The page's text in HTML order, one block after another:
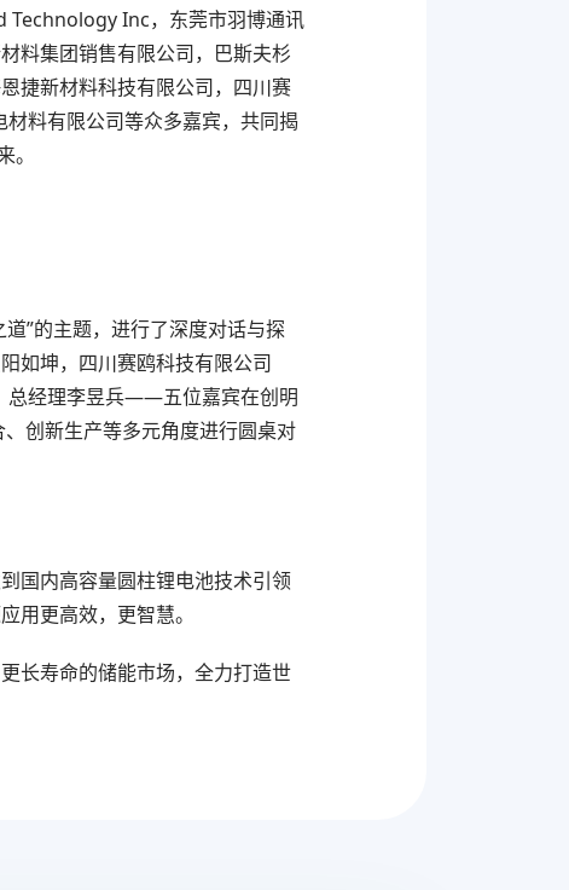
Technology Inc，东莞市羽博通讯
料集团销售有限公司，巴斯夫杉
捷新材料科技有限公司，四川赛
料有限公司等众多嘉宾，共同揭
”的主题，进行了深度对话与探
如坤，四川赛鸥科技有限公司
总经理李昱兵——五位嘉宾在创明
创新生产等多元角度进行圆桌对
国内高容量圆柱锂电池技术引领
用更高效，更智慧。
长寿命的储能市场，全力打造世